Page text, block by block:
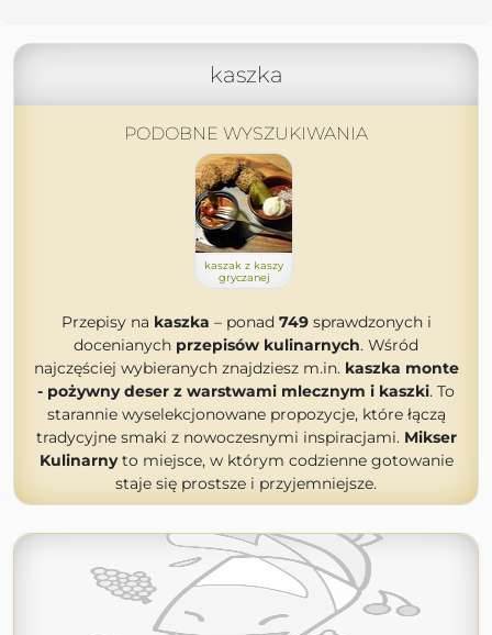
kaszka
PODOBNE WYSZUKIWANIA
kaszak z kaszy
gryczanej
Przepisy na kaszka – ponad 749sprawdzonych i
docenianych przepisów kulinarnych. Wśród
najczęściej wybieranych znajdziesz m.in. kaszka monte
- pożywny deser z warstwami mlecznym i kaszki. To
starannie wyselekcjonowane propozycje, które łączą
tradycyjne smaki z nowoczesnymi inspiracjami. Mikser
Kulinarnyto miejsce, w którym codzienne gotowanie
staje się prostsze i przyjemniejsze.